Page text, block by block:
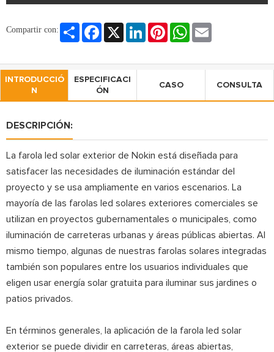
Compartir con: Share Facebook LinkedInPinterestWhatsApp
INTRODUCCIÓ
N
ESPECIFICACI
ÓN
CASO CONSULTA
DESCRIPCIÓN:
La farola led solar exterior de Nokin está diseñada para
satisfacer las necesidades de iluminación estándar del
proyecto y se usa ampliamente en varios escenarios. La
mayoría de las farolas led solares exteriores comerciales se
utilizan en proyectos gubernamentales o municipales, como
iluminación de carreteras urbanas y áreas públicas abiertas. Al
mismo tiempo, algunas de nuestras farolas solares integradas
también son populares entre los usuarios individuales que
eligen usar energía solar gratuita para iluminar sus jardines o
patios privados.
En términos generales, la aplicación de la farola led solar
exterior se puede dividir en carreteras, áreas abiertas,